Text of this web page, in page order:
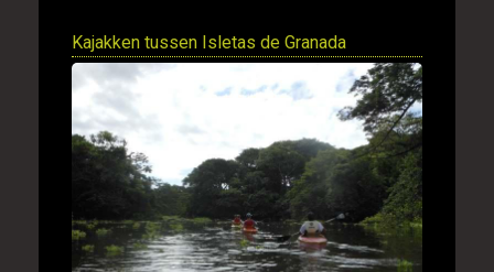
Kajakken tussen Isletas de Granada